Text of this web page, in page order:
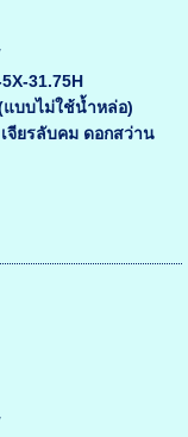
31.75H
(แบบไม่ใช้น้ำหล่อ)
จียรลับคม ดอกสว่าน